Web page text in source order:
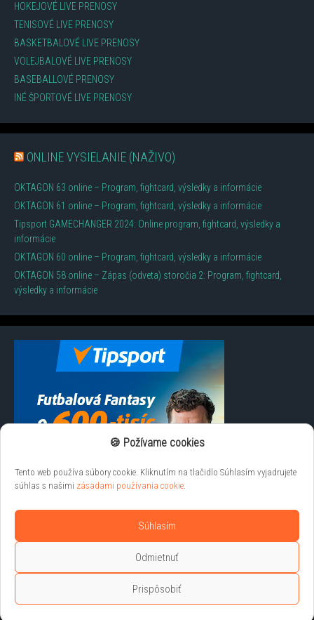
🍪 Požívame cookies
Tento web používa súbory cookie. Kliknutím na tlačidlo Súhlasím vyjadrujete
súhlas s našimi zásadami používania cookie.
Súhlasím
Odmietnuť
Prispôsobiť
HOKEJOVÉ LIVE PRENOSY
TENISOVÉ LIVE PRENOSY
BASKETBALOVÉ LIVE PRENOSY
VOLEJBALOVÉ LIVE PRENOSY
BASEBALLOVÉ PRENOSY
INÉ ŠPORTOVÉ LIVE PRENOSY
ONLINE VYSIELANIE (NAŽIVO)
OKTAGON 63 online – Program, fightcard, výsledky a informácie
OKTAGON 61 online – Program, fightcard, výsledky a informácie
Tipsport GAMECHANGER 2024: Online program, fightcard, výsledky a
informácie
OKTAGON 60 online – Program, fightcard, výsledky a informácie
OKTAGON 58 online – Zápas (odveta) storočia 2: Program, fightcard,
výsledky a informácie
Liveprenosy.net © 2026